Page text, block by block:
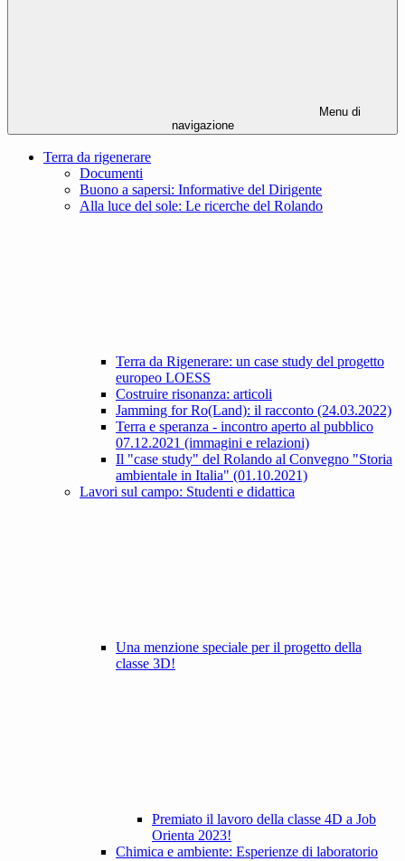
Menu di
navigazione
Terra da rigenerare
Documenti
Buono a sapersi: Informative del Dirigente
Alla luce del sole: Le ricerche del Rolando
Terra da Rigenerare: un case study del progetto
europeo LOESS
Costruire risonanza: articoli
Jamming for Ro(Land): il racconto (24.03.2022)
Terra e speranza - incontro aperto al pubblico
07.12.2021 (immagini e relazioni)
Il "case study" del Rolando al Convegno "Storia
ambientale in Italia" (01.10.2021)
Lavori sul campo: Studenti e didattica
Una menzione speciale per il progetto della
classe 3D!
Premiato il lavoro della classe 4D a Job
Orienta 2023!
Chimica e ambiente: Esperienze di laboratorio